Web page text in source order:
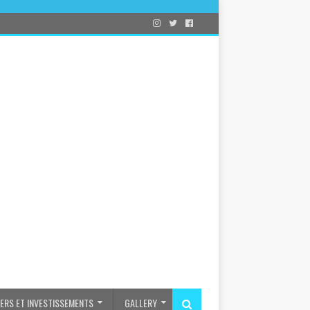
ET INVESTISSEMENTS GALLERY